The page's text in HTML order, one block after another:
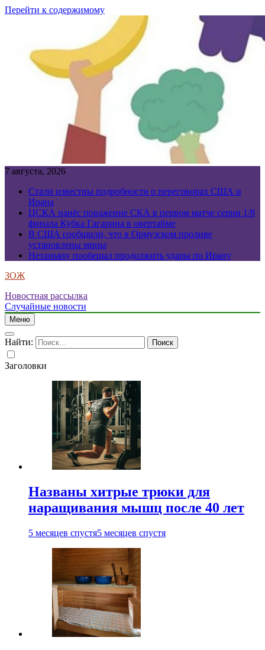
Перейти к содержимому
7 августа, 2026
Стали известны подробности о переговорах США и
Ирана
ЦСКА нанёс поражение СКА в первом матче серии 1/8
финала Кубка Гагарина в овертайме
В США сообщили, что в Ормузском проливе
установлены мины
Нетаньяху пообещал продолжить удары по Ирану
ЗОЖ
Новостная рассылка
Случайные новости
Меню
Найти:
Заголовки
Названы хитрые трюки для
наращивания мышц после 40 лет
5 месяцев спустя5 месяцев спустя